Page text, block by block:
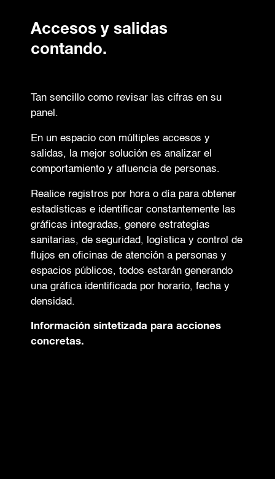
Accesos y salidas
contando.
Tan sencillo como revisar las cifras en su
panel.
En un espacio con múltiples accesos y
salidas, la mejor solución es analizar el
comportamiento y afluencia de personas.
Realice registros por hora o día para obtener
estadísticas e identificar constantemente las
gráficas integradas, genere estrategias
sanitarias, de seguridad, logística y control de
flujos en oficinas de atención a personas y
espacios públicos, todos estarán generando
una gráfica identificada por horario, fecha y
densidad.
Información sintetizada para acciones
concretas.